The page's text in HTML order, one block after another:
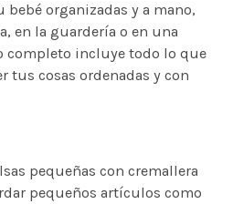
bebé organizadas y a mano,
en la guardería o en una
completo incluye todo lo que
tus cosas ordenadas y con
pequeñas con cremallera
pequeños artículos como